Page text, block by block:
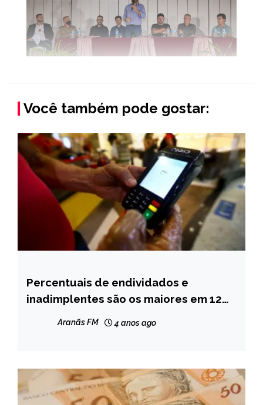
Você também pode gostar:
BRASIL
NOTÍCIAS
Percentuais de endividados e
inadimplentes são os maiores em 12
Aranãs FM 4 anos ago